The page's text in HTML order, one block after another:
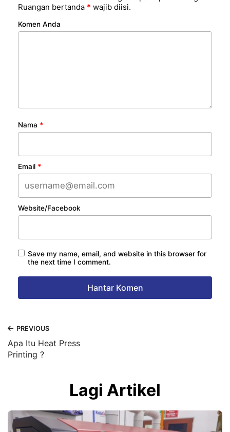
Ruangan bertanda * wajib diisi.
Komen Anda
Nama *
Email *
Website/Facebook
Save my name, email, and website in this browser for
the next time I comment.
PREVIOUS
Apa Itu Heat Press
Printing ?
Lagi Artikel